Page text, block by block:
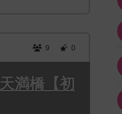
9 0
満橋【初